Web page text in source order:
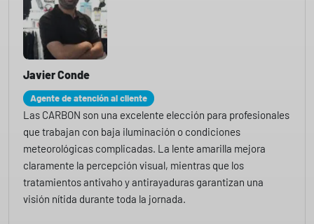
Javier Conde
Agente de atención al cliente
Las CARBON son una excelente elección para profesionales
que trabajan con baja iluminación o condiciones
meteorológicas complicadas. La lente amarilla mejora
claramente la percepción visual, mientras que los
tratamientos antivaho y antirayaduras garantizan una
visión nítida durante toda la jornada.